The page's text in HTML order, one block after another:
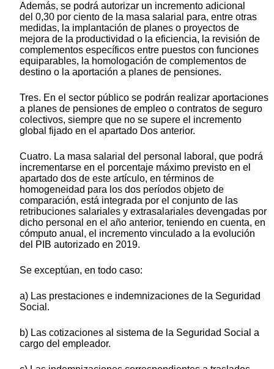
Además, se podrá autorizar un incremento adicional
del 0,30 por ciento de la masa salarial para, entre otras
medidas, la implantación de planes o proyectos de
mejora de la productividad o la eficiencia, la revisión de
complementos específicos entre puestos con funciones
equiparables, la homologación de complementos de
destino o la aportación a planes de pensiones.
Tres. En el sector público se podrán realizar aportaciones
a planes de pensiones de empleo o contratos de seguro
colectivos, siempre que no se supere el incremento
global fijado en el apartado Dos anterior.
Cuatro. La masa salarial del personal laboral, que podrá
incrementarse en el porcentaje máximo previsto en el
apartado dos de este artículo, en términos de
homogeneidad para los dos períodos objeto de
comparación, está integrada por el conjunto de las
retribuciones salariales y extrasalariales devengadas por
dicho personal en el año anterior, teniendo en cuenta, en
cómputo anual, el incremento vinculado a la evolución
del PIB autorizado en 2019.
Se exceptúan, en todo caso:
a) Las prestaciones e indemnizaciones de la Seguridad
Social.
b) Las cotizaciones al sistema de la Seguridad Social a
cargo del empleador.